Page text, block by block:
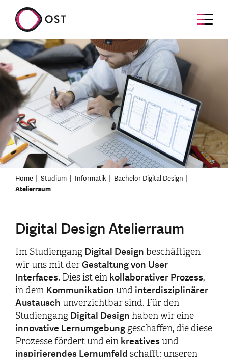
Home Studium Informatik
Bachelor Digital Design
Atelierraum
Digital Design Atelierraum
Im Studiengang Digital Design beschäftigen
wir uns mit derGestaltung von User
Interfaces. Dies ist ein kollaborativer Prozess,
in dem Kommunikation und interdisziplinärer
Austausch unverzichtbar sind. Für den
Studiengang Digital Design haben wir eine
innovative Lernumgebung geschaffen, die diese
Prozesse fördert und ein kreatives und
inspirierendes Lernumfeld schafft: unseren